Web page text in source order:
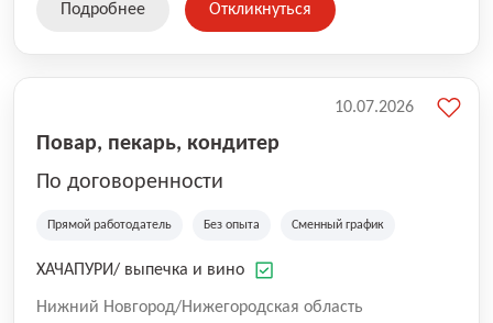
Подробнее Откликнуться
Повар, пекарь, кондитер
По договоренности
Прямой работодатель Без опыта Сменный график
ХАЧАПУРИ/ выпечка и вино
Нижний Новгород/Нижегородская область
10.07.2026